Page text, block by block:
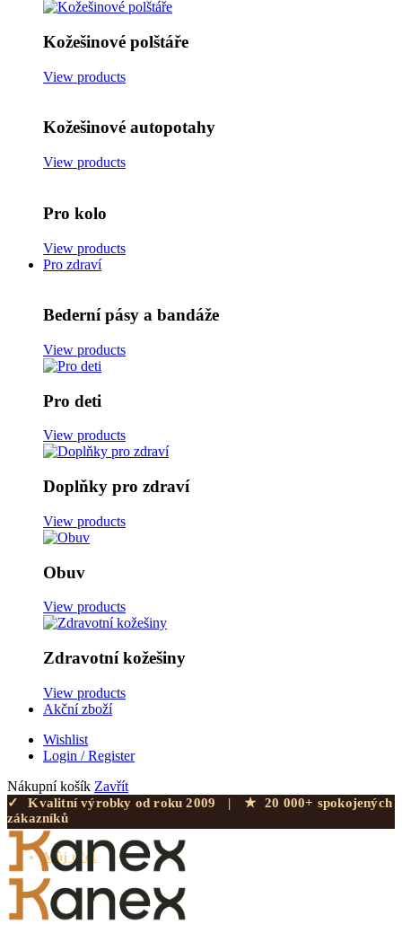
Kožešinové polštáře
View products
Kožešinové autopotahy
View products
Pro kolo
View products
Pro zdraví
Bederní pásy a bandáže
View products
Pro deti
View products
Doplňky pro zdraví
View products
Obuv
View products
Zdravotní kožešiny
View products
Akční zboží
Wishlist
Login / Register
Nákupní košík Zavřít
✓ Kvalitní výrobky od roku 2009 | ★
20 000+ spokojených
zákazníků
Můj účet